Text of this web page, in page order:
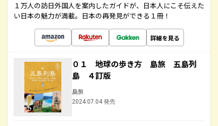
１万人の訪日外国人を案内したガイドが、日本人にこそ伝えた
い日本の魅力が満載。日本の再発見ができる１冊！
詳細を見る
０１ 地球の歩き方 島旅 五島列
島 ４訂版
島旅
2024.07.04 発売